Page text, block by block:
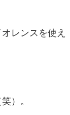
レンスを使え
）。